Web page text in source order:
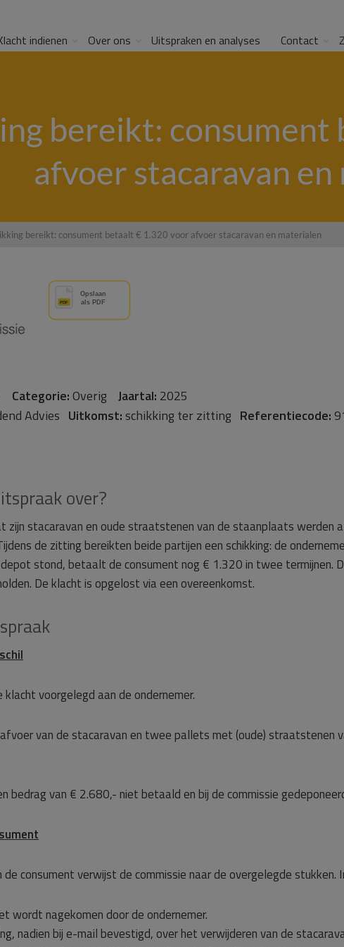
indienen Over ons Uitspraken en analyses Contact
bereikt: consument
afvoer stacaravan
bereikt: consument betaalt € 1.320 voor afvoer stacaravan en materialen
Categorie:Overig Jaartal: 2025
Advies Uitkomst:schikking ter zitting Referentiecode:
over?
zijn stacaravan en oude straatstenen van de staanplaats werden
de zitting bereikten beide partijen een schikking: de
stond, betaalt de consument nog € 1.320 in twee termijnen.
De klacht is opgelost via een overeenkomst.
voorgelegd aan de ondernemer.
van de stacaravan en twee pallets met (oude) straatstenen
bedrag van € 2.680,- niet betaald en bij de commissie
consument verwijst de commissie naar de overgelegde
wordt nagekomen door de ondernemer.
nadien bij e-mail bevestigd, over het verwijderen van de